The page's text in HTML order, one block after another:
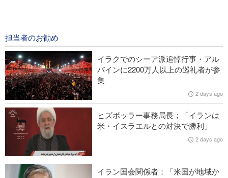
中央アジア空手選手権で、イランが金8、銀3、銅8を獲得
イエメン軍、サウジの石油タンカーを攻撃
米CBSの最新映像；米長距離ミサイルの終焉を反映
イラン外務省報道官；「ホルモズ海峡を巡るイラン・オマーン
協議の雰囲気は前向き」
担当者のお勧め
イラクでのシーア派追悼行事・アル
バインに2200万人以上の巡礼者が参
集
2 days ago
ヒズボッラー事務局長；「イランは
米・イスラエルとの対決で勝利」
2 days ago
イラン国会関係者；「米国が地域か